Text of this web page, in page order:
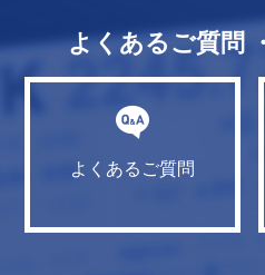
よくあるご質問
よくあるご質問